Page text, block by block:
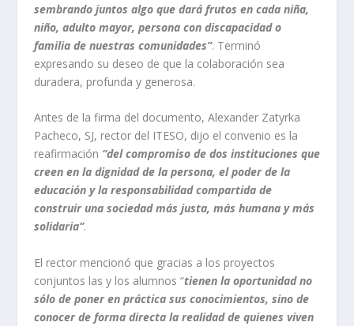
sembrando juntos algo que dará frutos en cada niña,
niño, adulto mayor, persona con discapacidad o
familia de nuestras comunidades”. Terminó
expresando su deseo de que la colaboración sea
duradera, profunda y generosa.
Antes de la firma del documento, Alexander Zatyrka
Pacheco, SJ, rector del ITESO, dijo el convenio es la
reafirmación “del compromiso de dos instituciones que
creen en la dignidad de la persona, el poder de la
educación y la responsabilidad compartida de
construir una sociedad más justa, más humana y más
solidaria”.
El rector mencionó que gracias a los proyectos
conjuntos las y los alumnos “tienen la oportunidad no
sólo de poner en práctica sus conocimientos, sino de
conocer de forma directa la realidad de quienes viven